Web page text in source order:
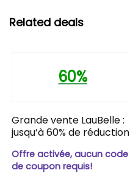
Related deals
60%
Grande vente LauBelle :
jusqu’à 60% de réduction
Offre activée, aucun code
de coupon requis!